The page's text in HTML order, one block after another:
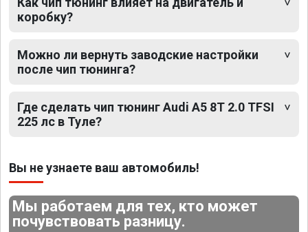
коробку?
Можно ли вернуть заводские настройки
после чип тюнинга?
Где сделать чип тюнинг Audi A5 8T 2.0 TFSI
225 лс в Туле?
Вы не узнаете ваш автомобиль!
Мы работаем для тех, кто может
почувствовать разницу.